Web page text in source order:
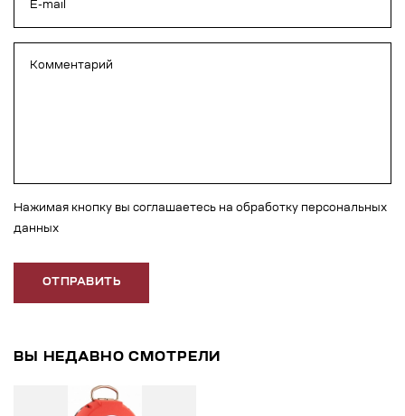
Нажимая кнопку вы соглашаетесь на обработку персональных
данных
ОТПРАВИТЬ
ВЫ НЕДАВНО СМОТРЕЛИ